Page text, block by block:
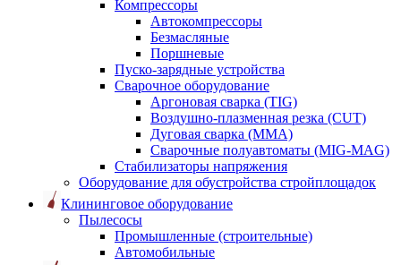
Компрессоры
Автокомпрессоры
Безмасляные
Поршневые
Пуско-зарядные устройства
Сварочное оборудование
Аргоновая сварка (TIG)
Воздушно-плазменная резка (CUT)
Дуговая сварка (ММА)
Сварочные полуавтоматы (MIG-MAG)
Стабилизаторы напряжения
Оборудование для обустройства стройплощадок
Клининговое оборудование
Пылесосы
Промышленные (строительные)
Автомобильные